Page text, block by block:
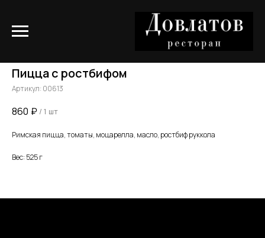
Пицца с ростбифом
Артикул: 00613
860 ₽ / 1 шт
Римская пицца, томаты, моцарелла, масло, ростбиф руккола
Вес: 525 г